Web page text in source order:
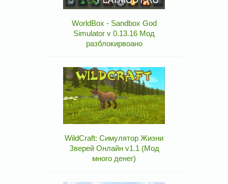
WorldBox - Sandbox God
Simulator v 0.13.16 Мод
разблокирвоано
WildCraft: Симулятор Жизни
Зверей Онлайн v1.1 (Мод
много денег)